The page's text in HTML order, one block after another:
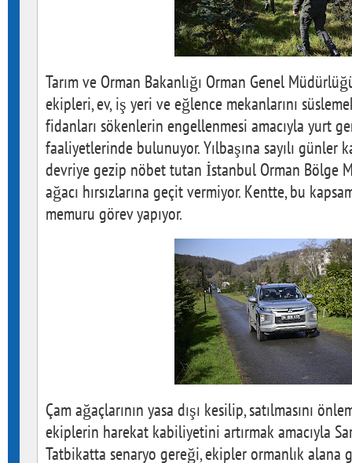
Tarım ve Orman Bakanlığı Orman Genel
ekipleri, ev, iş yeri ve eğlence mekanlarını
fidanları sökenlerin engellenmesi amacıyla yurt
faaliyetlerinde bulunuyor. Yılbaşına sayılı günler
devriye gezip nöbet tutan İstanbul Orman Bölge
ağacı hırsızlarına geçit vermiyor. Kentte, bu
memuru görev yapıyor.
Çam ağaçlarının yasa dışı kesilip, satılmasını
ekiplerin harekat kabiliyetini artırmak amacıyla
Tatbikatta senaryo gereği, ekipler ormanlık alana